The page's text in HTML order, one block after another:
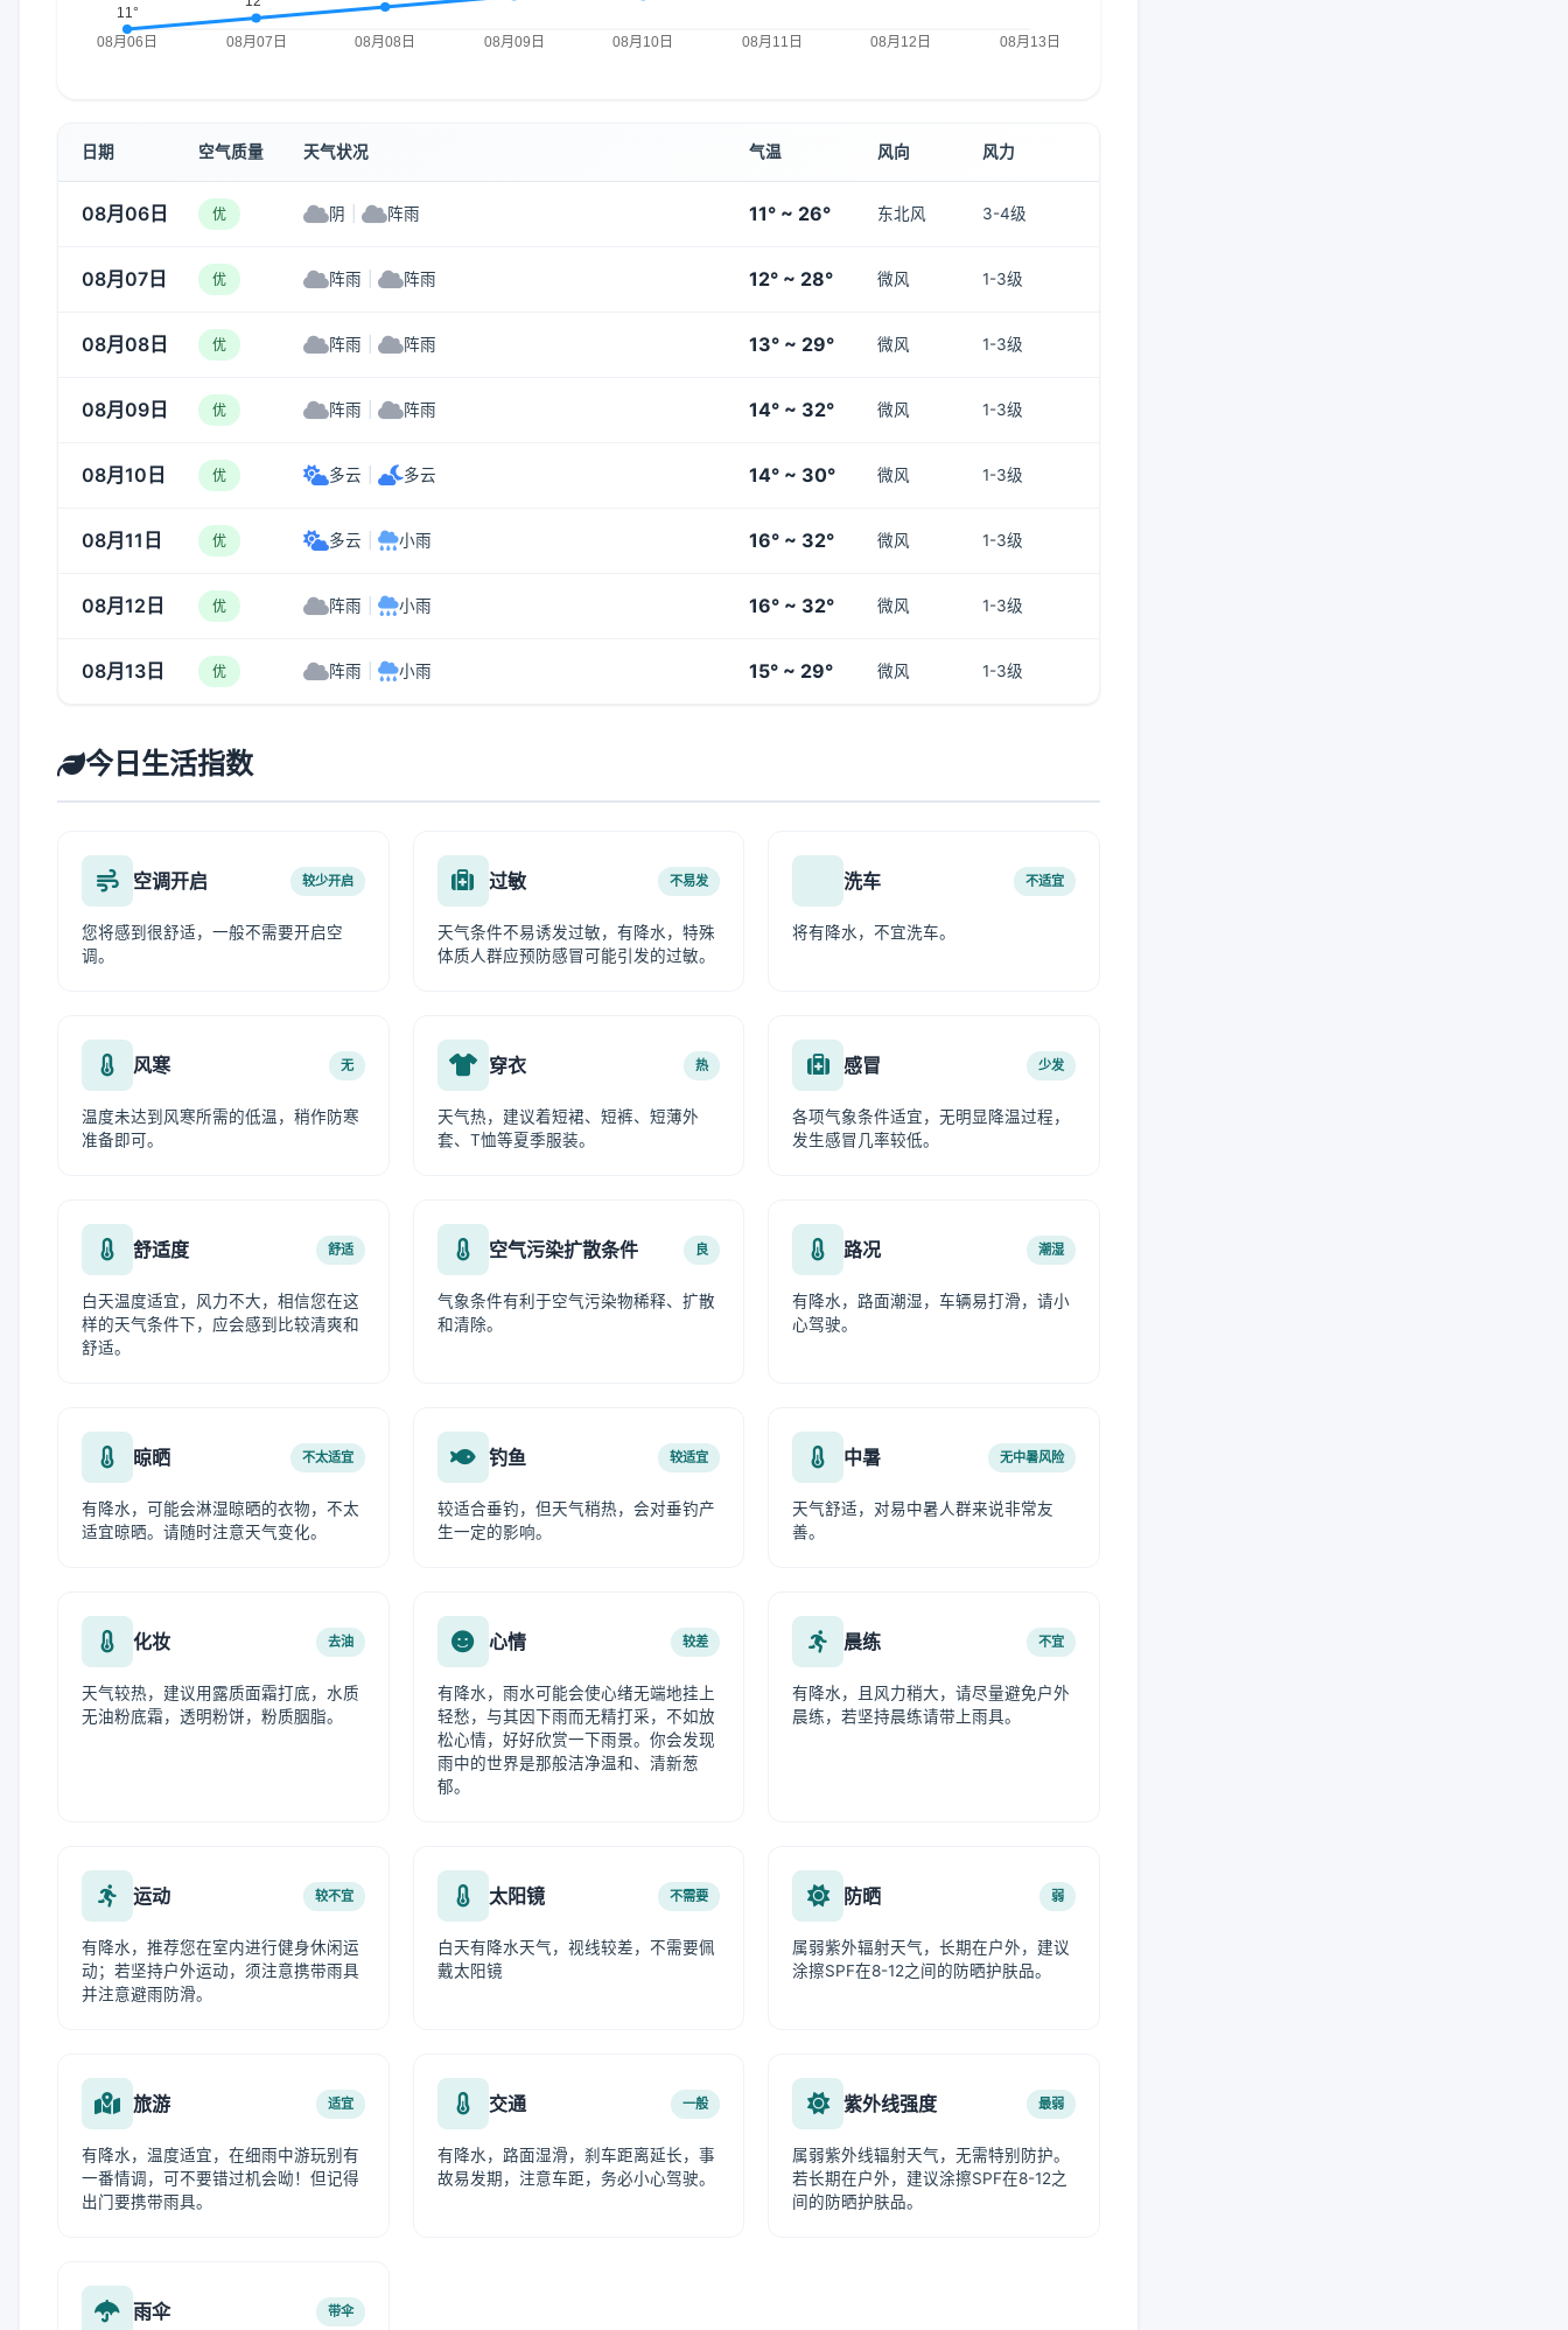
日期 空气质量 天气状况 气温 风向 风力
08月06日 优 阴 阵雨 11° ~ 26° 东北风 3-4级
08月07日 优 阵雨 阵雨 12° ~ 28° 微风 1-3级
08月08日 优 阵雨 阵雨 13° ~ 29° 微风 1-3级
08月09日 优 阵雨 阵雨 14° ~ 32° 微风 1-3级
08月10日 优 多云 多云 14° ~ 30° 微风 1-3级
08月11日 优 多云 小雨 16° ~ 32° 微风 1-3级
08月12日 优 阵雨 小雨 16° ~ 32° 微风 1-3级
08月13日 优 阵雨 小雨 15° ~ 29° 微风 1-3级
今日生活指数
空调开启 较少开启
您将感到很舒适，一般不需要开启空
调。
过敏 不易发
天气条件不易诱发过敏，有降水，特殊
体质人群应预防感冒可能引发的过敏。
洗车 不适宜
将有降水，不宜洗车。
风寒 无
温度未达到风寒所需的低温，稍作防寒
准备即可。
穿衣 热
天气热，建议着短裙、短裤、短薄外
套、T恤等夏季服装。
感冒 少发
各项气象条件适宜，无明显降温过程，
发生感冒几率较低。
舒适度 舒适
白天温度适宜，风力不大，相信您在这
样的天气条件下，应会感到比较清爽和
舒适。
空气污染扩散条件 良
气象条件有利于空气污染物稀释、扩散
和清除。
路况 潮湿
有降水，路面潮湿，车辆易打滑，请小
心驾驶。
晾晒 不太适宜
有降水，可能会淋湿晾晒的衣物，不太
适宜晾晒。请随时注意天气变化。
钓鱼 较适宜
较适合垂钓，但天气稍热，会对垂钓产
生一定的影响。
中暑 无中暑风险
天气舒适，对易中暑人群来说非常友
善。
化妆 去油
天气较热，建议用露质面霜打底，水质
无油粉底霜，透明粉饼，粉质胭脂。
心情 较差
有降水，雨水可能会使心绪无端地挂上
轻愁，与其因下雨而无精打采，不如放
松心情，好好欣赏一下雨景。你会发现
雨中的世界是那般洁净温和、清新葱
郁。
晨练 不宜
有降水，且风力稍大，请尽量避免户外
晨练，若坚持晨练请带上雨具。
运动 较不宜
有降水，推荐您在室内进行健身休闲运
动；若坚持户外运动，须注意携带雨具
并注意避雨防滑。
太阳镜 不需要
白天有降水天气，视线较差，不需要佩
戴太阳镜
防晒 弱
属弱紫外辐射天气，长期在户外，建议
涂擦SPF在8-12之间的防晒护肤品。
旅游 适宜
有降水，温度适宜，在细雨中游玩别有
一番情调，可不要错过机会呦！但记得
出门要携带雨具。
交通 一般
有降水，路面湿滑，刹车距离延长，事
故易发期，注意车距，务必小心驾驶。
紫外线强度 最弱
属弱紫外线辐射天气，无需特别防护。
若长期在户外，建议涂擦SPF在8-12之
间的防晒护肤品。
雨伞 带伞